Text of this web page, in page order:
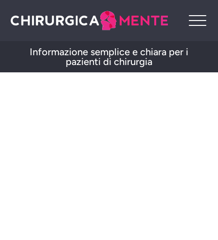
Informazione semplice e chiara per i
pazienti di chirurgia